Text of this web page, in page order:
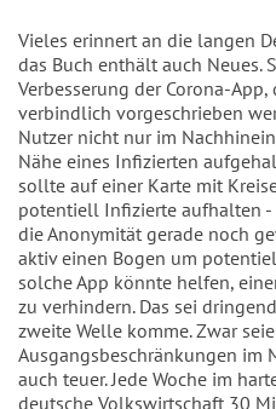
Vieles erinnert an die langen
das Buch enthält auch Neues.
Verbesserung der Corona-
verbindlich vorgeschrieben
Nutzer nicht nur im
Nähe eines Infizierten
sollte auf einer Karte mit
potentiell Infizierte aufhalten
die Anonymität gerade noch
aktiv einen Bogen um
solche App könnte helfen,
zu verhindern. Das sei
zweite Welle komme. Zwar
Ausgangsbeschränkungen im
auch teuer. Jede Woche im
deutsche Volkswirtschaft 30